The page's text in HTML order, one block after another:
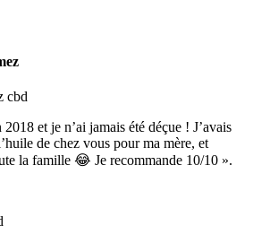
et je n’ai jamais été déçue ! J’avais
de chez vous pour ma mère, et
la famille 😂 Je recommande 10/10 ».